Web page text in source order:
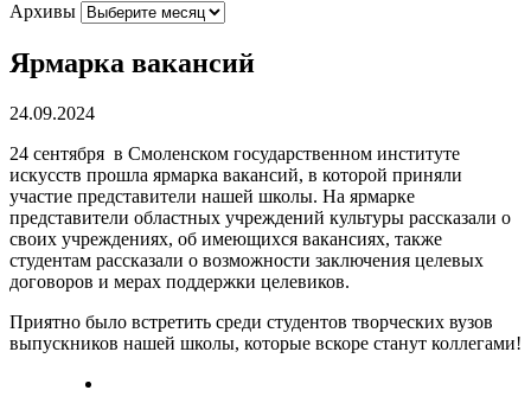
Архивы
Ярмарка вакансий
24.09.2024
24 сентября в Смоленском государственном институте
искусств прошла ярмарка вакансий, в которой приняли
участие представители нашей школы. На ярмарке
представители областных учреждений культуры рассказали о
своих учреждениях, об имеющихся вакансиях, также
студентам рассказали о возможности заключения целевых
договоров и мерах поддержки целевиков.
Приятно было встретить среди студентов творческих вузов
выпускников нашей школы, которые вскоре станут коллегами!